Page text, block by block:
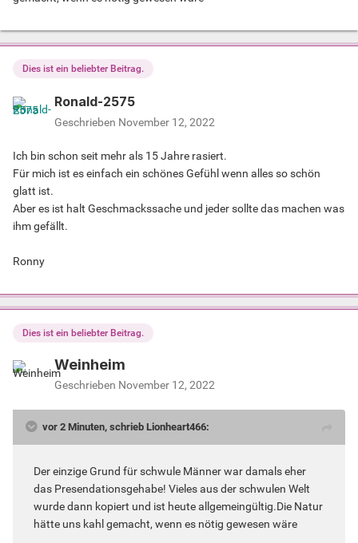
Dies ist ein beliebter Beitrag.
Ronald-2575
Geschrieben November 12, 2022
Ich bin schon seit mehr als 15 Jahre rasiert.
Für mich ist es einfach ein schönes Gefühl wenn alles so schön
glatt ist.
Aber es ist halt Geschmackssache und jeder sollte das machen was
ihm gefällt.
Ronny
Dies ist ein beliebter Beitrag.
Weinheim
Geschrieben November 12, 2022
vor 2 Minuten, schrieb Lionheart466:
Der einzige Grund für schwule Männer war damals eher
das Presendationsgehabe! Vieles aus der schwulen Welt
wurde dann kopiert und ist heute allgemeingültig.Die Natur
hätte uns kahl gemacht, wenn es nötig gewesen wäre